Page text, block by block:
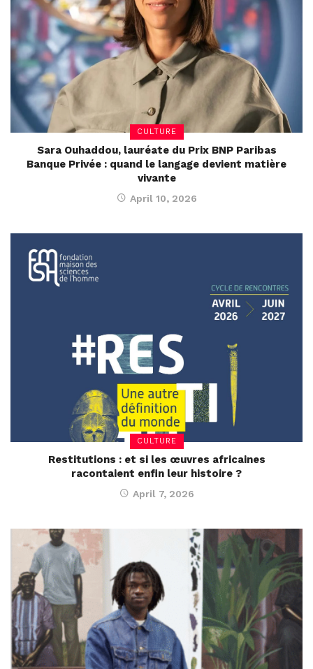
CULTURE
Sara Ouhaddou, lauréate du Prix BNP Paribas
Banque Privée : quand le langage devient matière
vivante
April 10, 2026
CULTURE
Restitutions : et si les œuvres africaines
racontaient enfin leur histoire ?
April 7, 2026